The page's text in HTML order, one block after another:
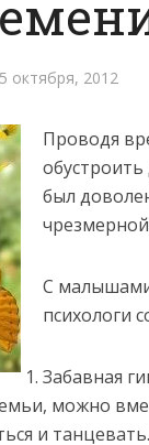
октября, 2012
Проводя
обустроить
был
чрезмерной
С
психологи
Забавная
можно
и